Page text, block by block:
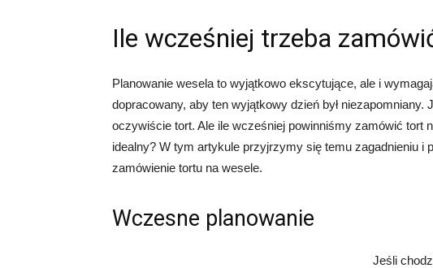
Ile wcześniej trzeba
Planowanie wesela to wyjątkowo ekscytujące, ale i
dopracowany, aby ten wyjątkowy dzień był
oczywiście tort. Ale ile wcześniej powinniśmy zamówić tort
idealny? W tym artykule przyjrzymy się temu zagadnieniu i
zamówienie tortu na wesele.
Wczesne planowanie
Jeśli